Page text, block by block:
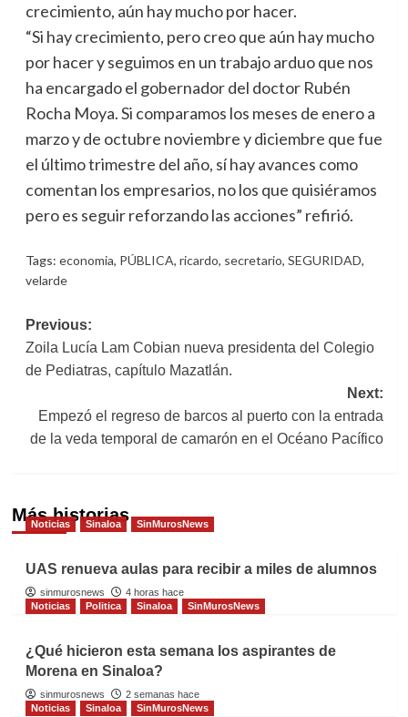
crecimiento, aún hay mucho por hacer.
“Si hay crecimiento, pero creo que aún hay mucho
por hacer y seguimos en un trabajo arduo que nos
ha encargado el gobernador del doctor Rubén
Rocha Moya. Si comparamos los meses de enero a
marzo y de octubre noviembre y diciembre que fue
el último trimestre del año, sí hay avances como
comentan los empresarios, no los que quisiéramos
pero es seguir reforzando las acciones” refirió.
Tags: economia, PÚBLICA, ricardo, secretario, SEGURIDAD,
velarde
Post
navigation
Previous:
Zoila Lucía Lam Cobian nueva presidenta del Colegio
de Pediatras, capítulo Mazatlán.
Next:
Empezó el regreso de barcos al puerto con la entrada
de la veda temporal de camarón en el Océano Pacífico
Más historias
Noticias Sinaloa SinMurosNews
UAS renueva aulas para recibir a miles de alumnos
sinmurosnews
4 horas hace
Noticias
Politica Sinaloa SinMurosNews
¿Qué hicieron esta semana los aspirantes de
Morena en Sinaloa?
sinmurosnews
2 semanas hace
Noticias
Sinaloa SinMurosNews